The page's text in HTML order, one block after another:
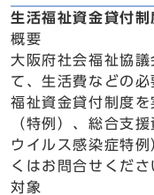
生活福祉資金貸付制
概要
大阪府社会福祉協
て、生活費などの
福祉資金貸付制度
（特例）、総合支
ウイルス感染症特
くはお問合せくださ
対象